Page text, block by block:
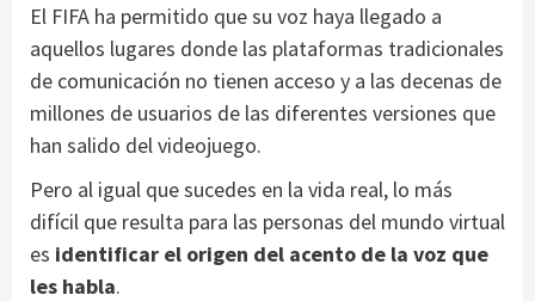
El FIFA ha permitido que su voz haya llegado a
aquellos lugares donde las plataformas tradicionales
de comunicación no tienen acceso y a las decenas de
millones de usuarios de las diferentes versiones que
han salido del videojuego.
Pero al igual que sucedes en la vida real, lo más
difícil que resulta para las personas del mundo virtual
es identificar el origen del acento de la voz que
les habla.